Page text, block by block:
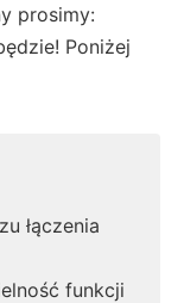
prosimy:
Poniżej
łączenia
funkcji